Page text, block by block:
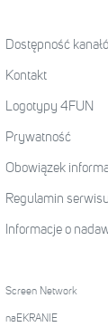
Dostępność
Kontakt
Logotypy 4FUN
Prywatność
Obowiązek
Regulamin serwisu
Informacje o
Screen Network
naEKRANIE